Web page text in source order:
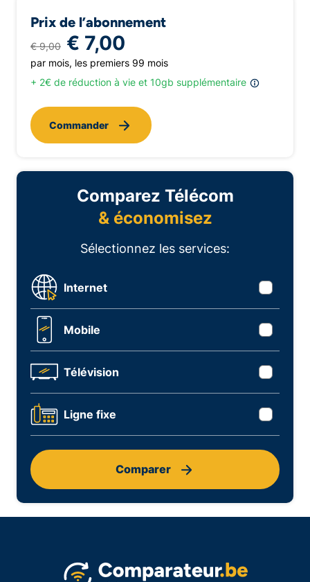
Prix de l’abonnement
€ 9,00 € 7,00
par mois, les premiers 99 mois
+ 2€ de réduction à vie et 10gb supplémentaire
Commander
Comparez Télécom
& économisez
Sélectionnez les services:
Internet
Mobile
Télévision
Ligne fixe
Comparer